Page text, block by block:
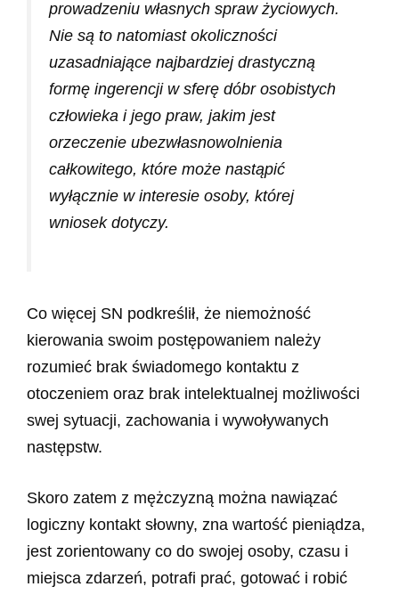
prowadzeniu własnych spraw życiowych.
Nie są to natomiast okoliczności
uzasadniające najbardziej drastyczną
formę ingerencji w sferę dóbr osobistych
człowieka i jego praw, jakim jest
orzeczenie ubezwłasnowolnienia
całkowitego, które może nastąpić
wyłącznie w interesie osoby, której
wniosek dotyczy.
Co więcej SN podkreślił, że niemożność
kierowania swoim postępowaniem należy
rozumieć brak świadomego kontaktu z
otoczeniem oraz brak intelektualnej możliwości
swej sytuacji, zachowania i wywoływanych
następstw.
Skoro zatem z mężczyzną można nawiązać
logiczny kontakt słowny, zna wartość pieniądza,
jest zorientowany co do swojej osoby, czasu i
miejsca zdarzeń, potrafi prać, gotować i robić